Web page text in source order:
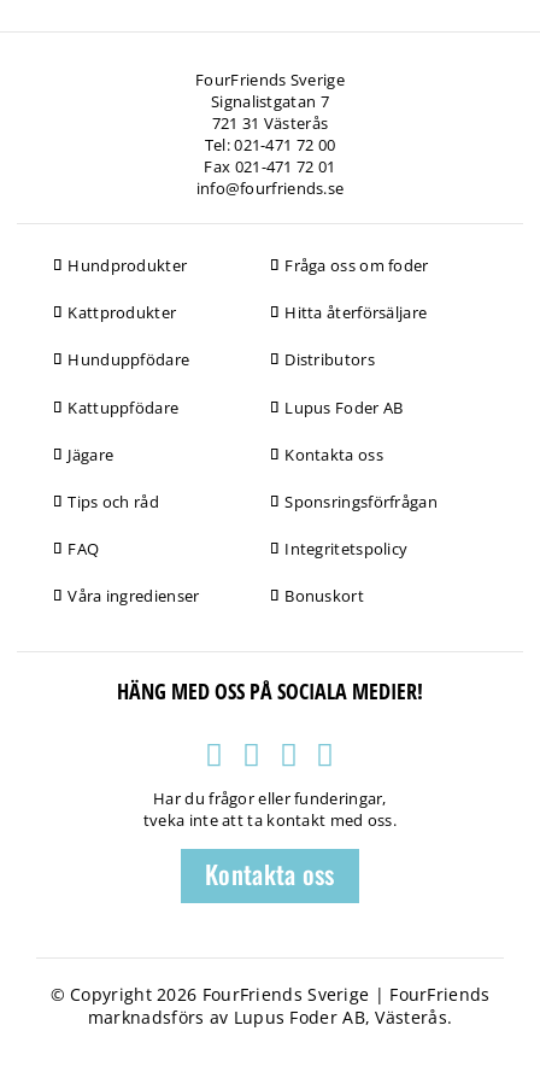
FourFriends Sverige
Signalistgatan 7
721 31 Västerås
Tel: 021-471 72 00
Fax 021-471 72 01
info@fourfriends.se
Hundprodukter
Kattprodukter
Hunduppfödare
Kattuppfödare
Jägare
Tips och råd
FAQ
Våra ingredienser
Fråga oss om foder
Hitta återförsäljare
Distributors
Lupus Foder AB
Kontakta oss
Sponsringsförfrågan
Integritetspolicy
Bonuskort
HÄNG MED OSS PÅ SOCIALA MEDIER!
Har du frågor eller funderingar,
tveka inte att ta kontakt med oss.
Kontakta oss
© Copyright 2026 FourFriends Sverige | FourFriends
marknadsförs av Lupus Foder AB, Västerås.